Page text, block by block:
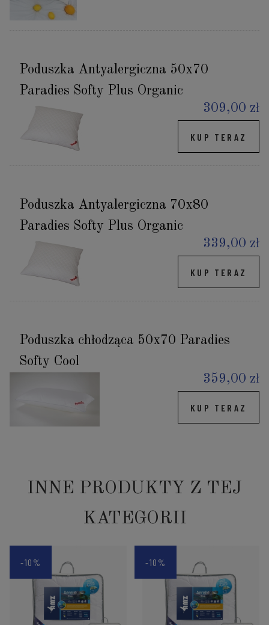
Poduszka Antyalergiczna 50x70
Paradies Softy Plus Organic
309,00 zł
KUP TERAZ
Poduszka Antyalergiczna 70x80
Paradies Softy Plus Organic
339,00 zł
KUP TERAZ
Poduszka chłodząca 50x70 Paradies
Softy Cool
359,00 zł
KUP TERAZ
INNE PRODUKTY Z TEJ
KATEGORII
-10% -10%